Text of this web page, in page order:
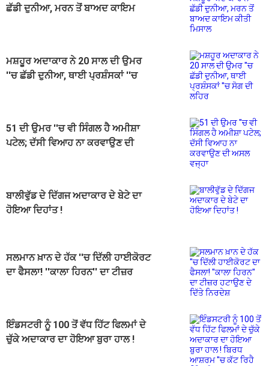
ਛੱਡੀ ਦੁਨੀਆ, ਮਰਨ ਤੋਂ ਬਾਅਦ ਕਾਇਮ
ਮਸ਼ਹੂਰ ਅਦਾਕਾਰ ਨੇ 20 ਸਾਲ ਦੀ ਉਮਰ
''ਚ ਛੱਡੀ ਦੁਨੀਆ, ਥਾਈ ਪ੍ਰਸ਼ੰਸਕਾਂ ''ਚ
51 ਦੀ ਉਮਰ ''ਚ ਵੀ ਸਿੰਗਲ ਹੈ ਅਮੀਸ਼ਾ
ਪਟੇਲ; ਦੱਸੀ ਵਿਆਹ ਨਾ ਕਰਵਾਉਣ ਦੀ
ਬਾਲੀਵੁੱਡ ਦੇ ਦਿੱਗਜ ਅਦਾਕਾਰ ਦੇ ਬੇਟੇ ਦਾ
ਹੋਇਆ ਦਿਹਾਂਤ !
ਸਲਮਾਨ ਖ਼ਾਨ ਦੇ ਹੱਕ ''ਚ ਦਿੱਲੀ ਹਾਈਕੋਰਟ
ਦਾ ਫੈਸਲਾ! ''ਕਾਲਾ ਹਿਰਨ'' ਦਾ ਟੀਜ਼ਰ
ਇੰਡਸਟਰੀ ਨੂੰ 100 ਤੋਂ ਵੱਧ ਹਿੱਟ ਫਿਲਮਾਂ ਦੇ
ਚੁੱਕੇ ਅਦਾਕਾਰ ਦਾ ਹੋਇਆ ਬੁਰਾ ਹਾਲ !